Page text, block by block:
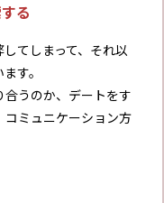
る
てしまって、それ以
す。
うのか、デートをす
ミュニケーション方